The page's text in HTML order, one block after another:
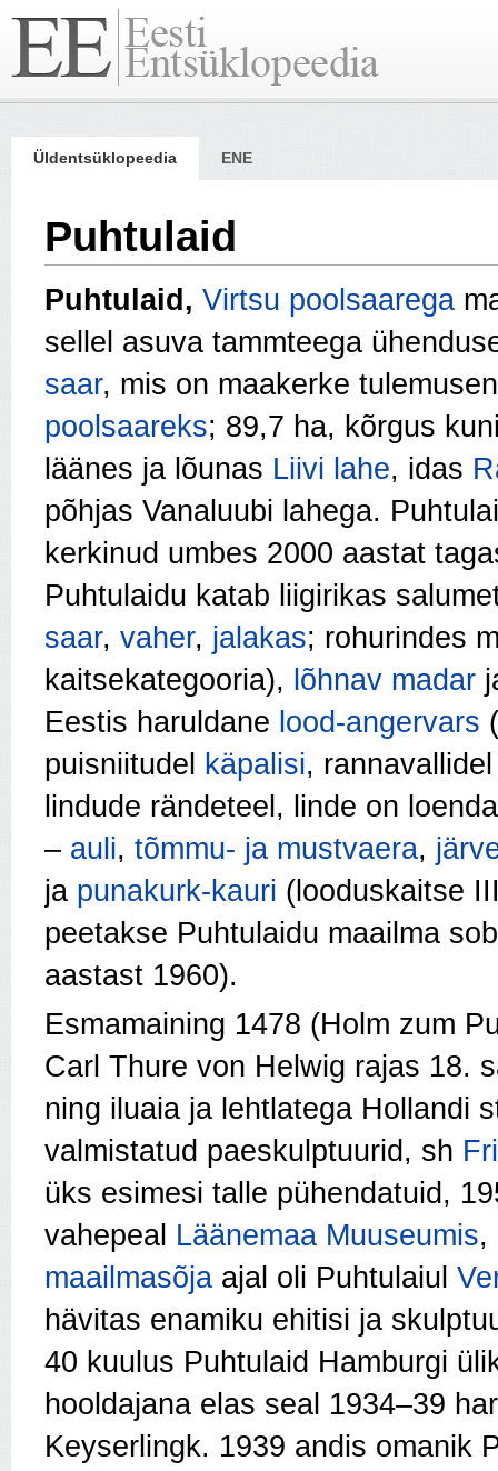
Üldentsüklopeedia ENE
Puhtulaid
Puhtulaid, Virtsu poolsaarega
sellel asuva tammteega
saar, mis on maakerke
poolsaareks; 89,7 ha, kõrgus
läänes ja lõunas Liivi lahe, idas
põhjas Vanaluubi lahega.
kerkinud umbes 2000 aastat
Puhtulaidu katab liigirikas
saar, vaher, jalakas; rohurindes
kaitsekategooria), lõhnav madar
Eestis haruldane lood-angervars
puisniitudel
käpalisi,
lindude rändeteel, linde on
– auli, tõmmu- ja mustvaera,
ja punakurk-kauri (looduskaitse
peetakse Puhtulaidu maailma
aastast 1960).
Esmamaining 1478 (Holm zum
Carl Thure von Helwig rajas 18.
ning iluaia ja lehtlatega Hollandi
valmistatud paeskulptuurid, sh
üks esimesi talle pühendatuid,
vahepeal Läänemaa Muuseumis,
maailmasõja ajal oli Puhtulaiul
hävitas enamiku ehitisi ja
40 kuulus Puhtulaid Hamburgi
hooldajana elas seal 1934–39
Keyserlingk. 1939 andis omanik